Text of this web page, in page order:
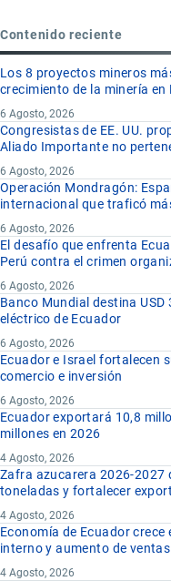
Contenido reciente
Los 8 proyectos mineros
crecimiento de la minería en
6 Agosto, 2026
Congresistas de EE. UU.
Aliado Importante no
6 Agosto, 2026
Operación Mondragón:
internacional que traficó
6 Agosto, 2026
El desafío que enfrenta
Perú contra el crimen
6 Agosto, 2026
Banco Mundial destina
eléctrico de Ecuador
6 Agosto, 2026
Ecuador e Israel fortalecen
comercio e inversión
6 Agosto, 2026
Ecuador exportará 10,8
millones en 2026
4 Agosto, 2026
Zafra azucarera 2026-2027
toneladas y fortalecer
4 Agosto, 2026
Economía de Ecuador
interno y aumento de
4 Agosto, 2026